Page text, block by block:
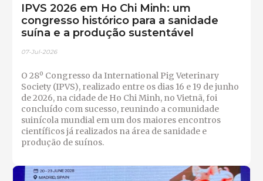
IPVS 2026 em Ho Chi Minh: um
congresso histórico para a sanidade
suína e a produção sustentável
07-Jul-2026
O 28º Congresso da International Pig Veterinary
Society (IPVS), realizado entre os dias 16 e 19 de junho
de 2026, na cidade de Ho Chi Minh, no Vietnã, foi
concluído com sucesso, reunindo a comunidade
suinícola mundial em um dos maiores encontros
científicos já realizados na área de sanidade e
produção de suínos.